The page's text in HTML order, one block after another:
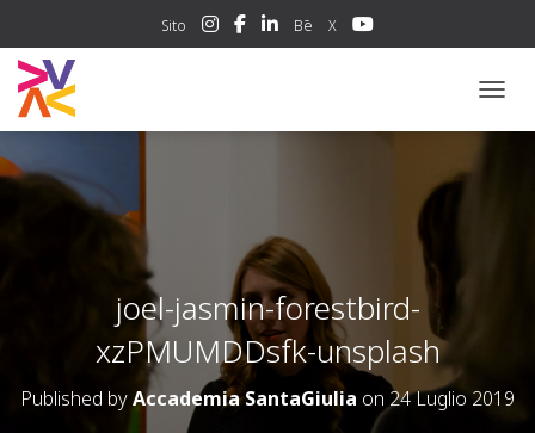
Sito Bē X
joel-jasmin-forestbird-
xzPMUMDDsfk-unsplash
Published byAccademia SantaGiulia on 24 Luglio 2019